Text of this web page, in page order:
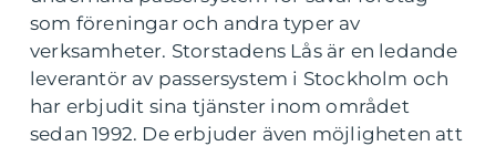
som föreningar och andra typer av
verksamheter. Storstadens Lås är en ledande
leverantör av passersystem i Stockholm och
har erbjudit sina tjänster inom området
sedan 1992. De erbjuder även möjligheten att